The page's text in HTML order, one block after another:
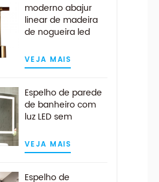
moderno abajur
linear de madeira
de nogueira led
em latão antigo
VEJA MAIS
Espelho de parede
de banheiro com
luz LED sem
personalizada e
almofada anti-
VEJA MAIS
Espelho de